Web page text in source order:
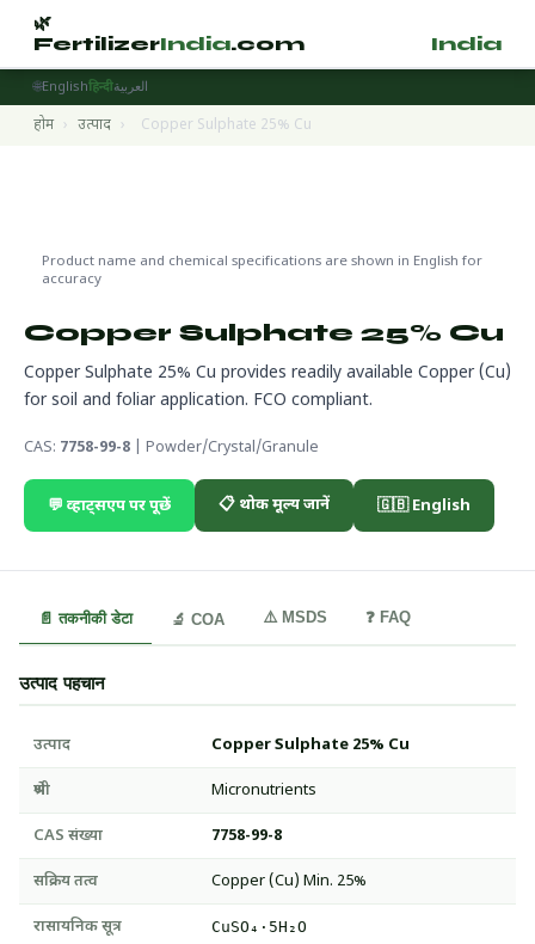
🌿
FertilizerIndia.com India
🌐Englishहिन्दीالعربية
होम › उत्पाद › Copper Sulphate 25% Cu
Product name and chemical specifications are shown in English for
accuracy
Copper Sulphate 25% Cu
Copper Sulphate 25% Cu provides readily available Copper (Cu)
for soil and foliar application. FCO compliant.
CAS: 7758-99-8 | Powder/Crystal/Granule
💬 व्हाट्सएप पर पूछें 📋 थोक मूल्य जानें 🇬🇧 English
📄 तकनीकी डेटा 🔬 COA ⚠️ MSDS ❓ FAQ
उत्पाद पहचान
उत्पाद Copper Sulphate 25% Cu
श्रेणी Micronutrients
CAS संख्या 7758-99-8
सक्रिय तत्व Copper (Cu) Min. 25%
रासायनिक सूत्र CuSO₄·5H₂O